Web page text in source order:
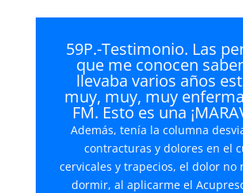
59P.-Testimonio. Las
que me conocen
llevaba varios años
muy, muy, muy
FM. Esto es una
Además, tenía la columna
contracturas y dolores en el
cervicales y trapecios, el dolor no
dormir, al aplicarme el